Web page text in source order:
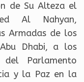
de Su Alteza el
Al Nahyan,
Armadas de los
Dhabi, a los
Parlamento
y la Paz en la